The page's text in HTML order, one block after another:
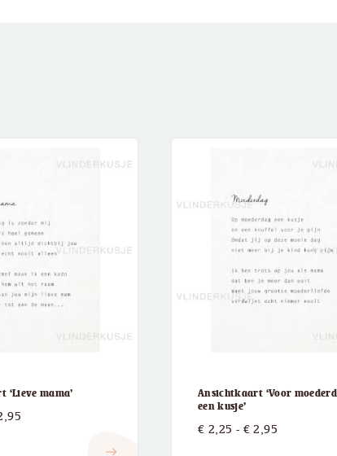
mama’
east
Ansichtkaart ‘Voor
een kusje’
€ 2,25 - € 2,95